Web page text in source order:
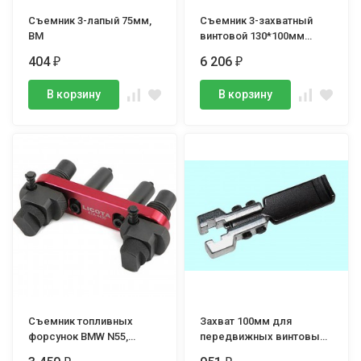
Съемник 3-лапый 75мм,
BM
404₽
В корзину
Съемник 3-захватный
винтовой 130*100мм
6 206₽
В корзину
Съемник топливных
форсунок BMW N55,
Захват 100мм для
передвижных винтовых